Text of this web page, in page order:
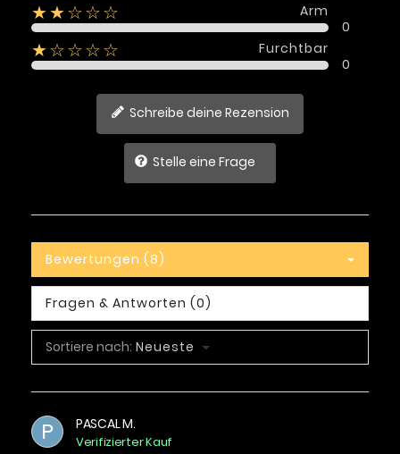
★★☆☆☆
Arm
0
★☆☆☆☆
Furchtbar
0
Schreibe deine Rezension
Stelle eine Frage
Bewertungen (8)
Fragen & Antworten (0)
Sortiere nach: Neueste
P PASCAL M.
Verifizierter Kauf